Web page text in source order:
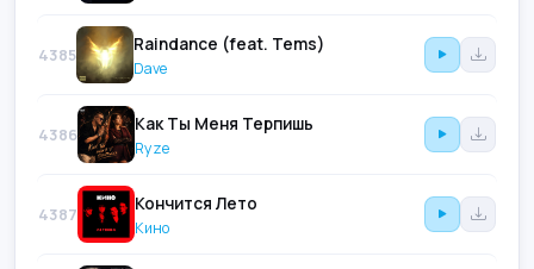
4385
Raindance (feat. Tems)
Dave
4386
Как Ты Меня Терпишь
Ryze
4387
Кончится Лето
Кино